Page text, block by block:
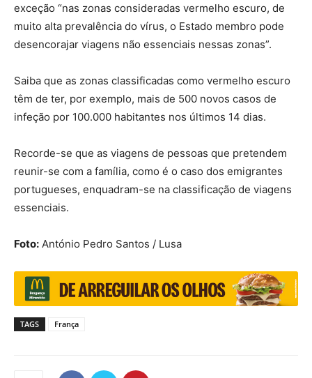
exceção “nas zonas consideradas vermelho escuro, de
muito alta prevalência do vírus, o Estado membro pode
desencorajar viagens não essenciais nessas zonas”.
Saiba que as zonas classificadas como vermelho escuro
têm de ter, por exemplo, mais de 500 novos casos de
infeção por 100.000 habitantes nos últimos 14 dias.
Recorde-se que as viagens de pessoas que pretendem
reunir-se com a família, como é o caso dos emigrantes
portugueses, enquadram-se na classificação de viagens
essenciais.
Foto: António Pedro Santos / Lusa
TAGS França